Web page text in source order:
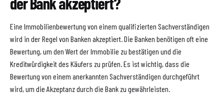
Eine Immobilienbewertung von einem qualifizierten Sachverständigen
wird in der Regel von Banken akzeptiert. Die Banken benötigen oft eine
Bewertung, um den Wert der Immobilie zu bestätigen und die
Kreditwürdigkeit des Käufers zu prüfen. Es ist wichtig, dass die
Bewertung von einem anerkannten Sachverständigen durchgeführt
wird, um die Akzeptanz durch die Bank zu gewährleisten.